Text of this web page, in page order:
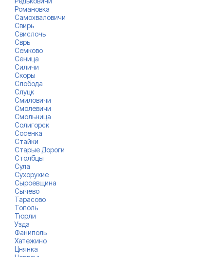
Романовка
Самохваловичи
Свирь
Свислочь
Сврь
Сёмково
Сеница
Силичи
Скоры
Слобода
Слуцк
Смиловичи
Смолевичи
Смольница
Солигорск
Сосенка
Стайки
Старые Дороги
Столбцы
Сула
Сухорукие
Сыроевщина
Сычево
Тарасово
Тополь
Тюрли
Узда
Фаниполь
Хатежино
Цнянка